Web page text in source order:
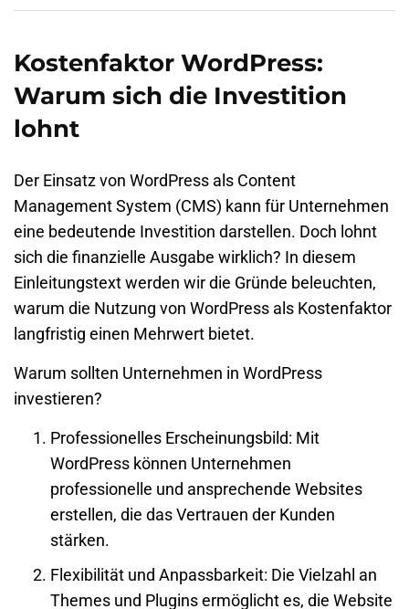
Kostenfaktor WordPress:
Warum sich die Investition
lohnt
Der Einsatz von WordPress als Content
Management System (CMS) kann für Unternehmen
eine bedeutende Investition darstellen. Doch lohnt
sich die finanzielle Ausgabe wirklich? In diesem
Einleitungstext werden wir die Gründe beleuchten,
warum die Nutzung von WordPress als Kostenfaktor
langfristig einen Mehrwert bietet.
Warum sollten Unternehmen in WordPress
investieren?
Professionelles Erscheinungsbild: Mit
WordPress können Unternehmen
professionelle und ansprechende Websites
erstellen, die das Vertrauen der Kunden
stärken.
Flexibilität und Anpassbarkeit: Die Vielzahl an
Themes und Plugins ermöglicht es, die Website